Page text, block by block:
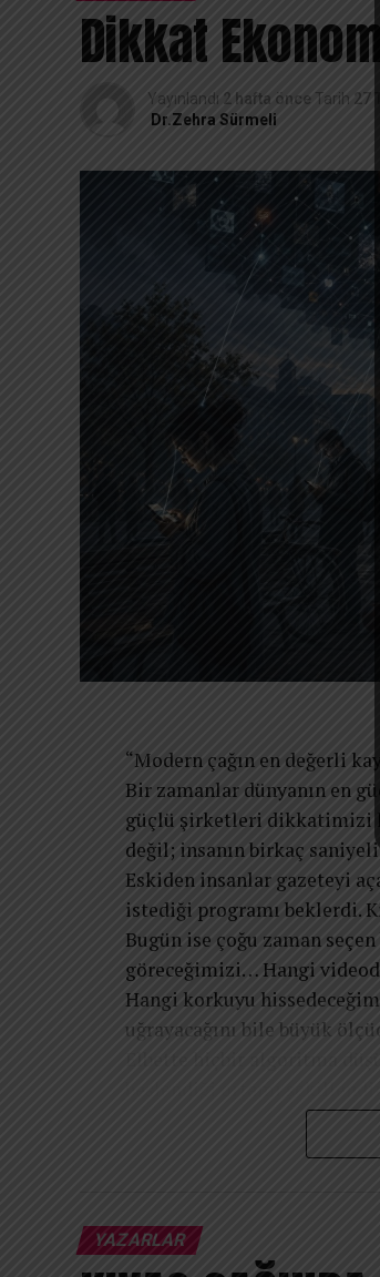
Dikkat
Yayınlandı 2 hafta önce Tarih 27
Dr.Zehra Sürmeli
“Modern çağın en değerli
Bir zamanlar dünyanın en
güçlü şirketleri dikkatimizi
değil; insanın birkaç
Eskiden insanlar gazeteyi
istediği programı beklerdi.
Bugün ise çoğu zaman
göreceğimizi… Hangi
Hangi korkuyu
uğrayacağını bile büyük
tekrar eden mesajlar ve
Sürekli felaket haberleri
inanmaya başlayabilir.
YAZARLAR